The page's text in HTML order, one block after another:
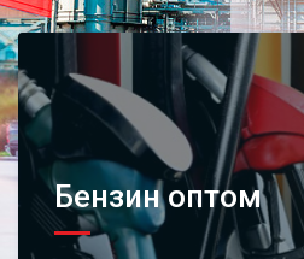
Бензин оптом